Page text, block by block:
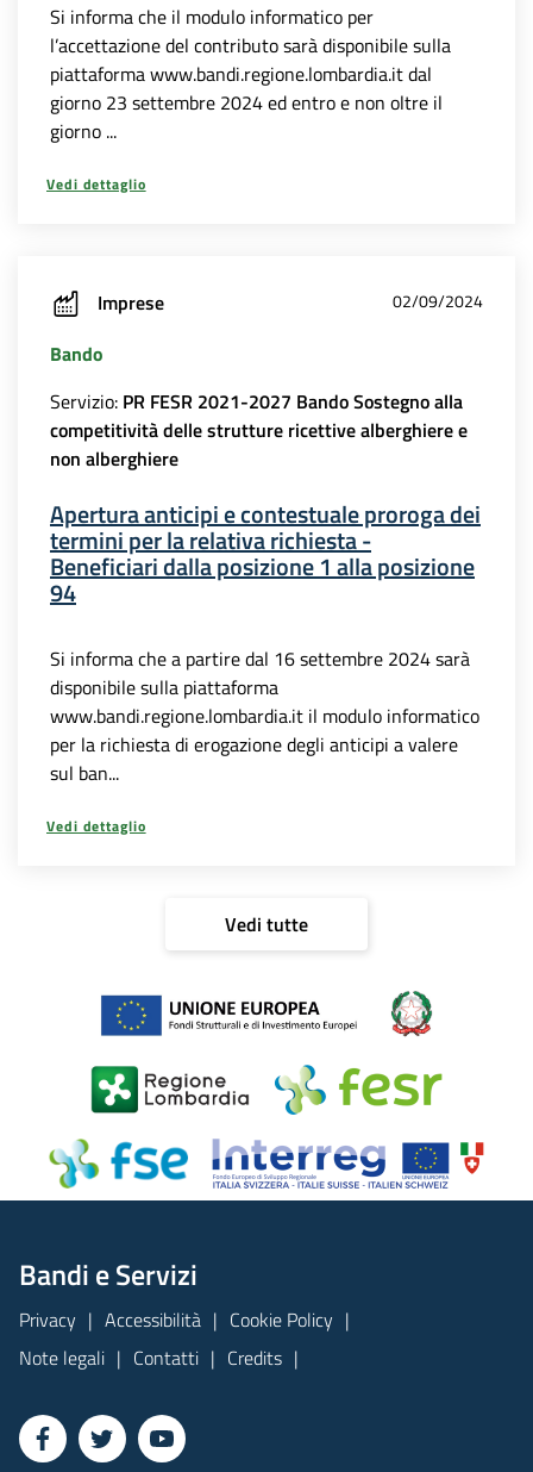
Si informa che il modulo informatico per
l’accettazione del contributo sarà disponibile sulla
piattaforma www.bandi.regione.lombardia.it dal
giorno 23 settembre 2024 ed entro e non oltre il
giorno ...
Vedi dettaglio
Imprese 02/09/2024
Bando
Servizio: PR FESR 2021-2027 Bando Sostegno alla
competitività delle strutture ricettive alberghiere e
non alberghiere
Apertura anticipi e contestuale proroga dei
termini per la relativa richiesta -
Beneficiari dalla posizione 1 alla posizione
94
Si informa che a partire dal 16 settembre 2024 sarà
disponibile sulla piattaforma
www.bandi.regione.lombardia.it il modulo informatico
per la richiesta di erogazione degli anticipi a valere
sul ban...
Vedi dettaglio
Vedi tutte
Bandi e Servizi
Privacy Accessibilità
Cookie Policy
Note legali
Contatti Credits